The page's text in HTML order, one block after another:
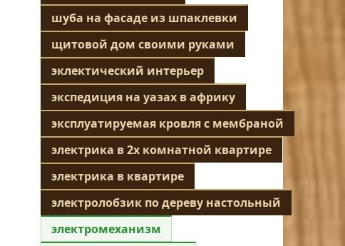
шуба на фасаде из шпаклевки
щитовой дом своими руками
эклектический интерьер
экспедиция на уазах в африку
эксплуатируемая кровля с мембраной
электрика в 2х комнатной квартире
электрика в квартире
электролобзик по дереву настольный
электромеханизм